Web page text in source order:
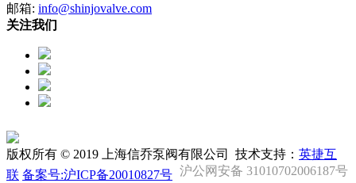
邮箱: info@shinjovalve.com
关注我们
版权所有 © 2019 上海信乔泵阀有限公司 技术支持： 英捷互
联 备案号:沪ICP备20010827号 沪公网安备 31010702006187号